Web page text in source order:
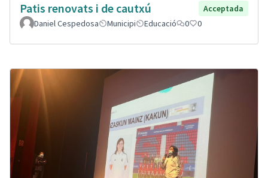
Patis renovats i de cautxú
Acceptada
Daniel Cespedosa
Municipi Educació 0 0